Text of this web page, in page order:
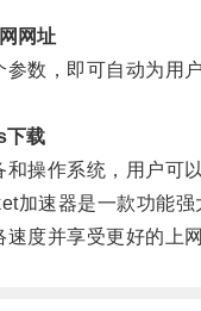
网址
，即可自动为用户
下载
作系统，用户可以
速器是一款功能强
并享受更好的上网